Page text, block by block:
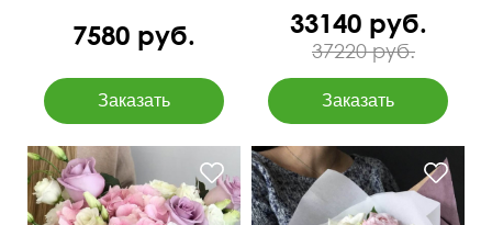
7580 руб. 33140 руб.
37220 руб.